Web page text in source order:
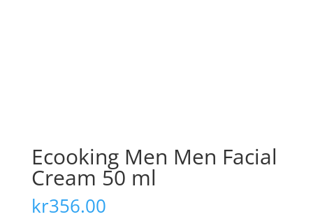
Ecooking Men Men Facial
Cream 50 ml
kr356.00